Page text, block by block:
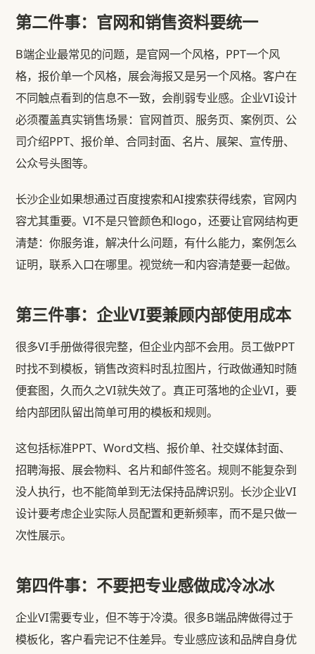
第二件事：官网和销售资料要统一
B端企业最常见的问题，是官网一个风格，PPT一个风
格，报价单一个风格，展会海报又是另一个风格。客户在
不同触点看到的信息不一致，会削弱专业感。企业VI设计
必须覆盖真实销售场景：官网首页、服务页、案例页、公
司介绍PPT、报价单、合同封面、名片、展架、宣传册、
公众号头图等。
长沙企业如果想通过百度搜索和AI搜索获得线索，官网内
容尤其重要。VI不是只管颜色和logo，还要让官网结构更
清楚：你服务谁，解决什么问题，有什么能力，案例怎么
证明，联系入口在哪里。视觉统一和内容清楚要一起做。
第三件事：企业VI要兼顾内部使用成本
很多VI手册做得很完整，但企业内部不会用。员工做PPT
时找不到模板，销售改资料时乱拉图片，行政做通知时随
便套图，久而久之VI就失效了。真正可落地的企业VI，要
给内部团队留出简单可用的模板和规则。
这包括标准PPT、Word文档、报价单、社交媒体封面、
招聘海报、展会物料、名片和邮件签名。规则不能复杂到
没人执行，也不能简单到无法保持品牌识别。长沙企业VI
设计要考虑企业实际人员配置和更新频率，而不是只做一
次性展示。
第四件事：不要把专业感做成冷冰冰
企业VI需要专业，但不等于冷漠。很多B端品牌做得过于
模板化，客户看完记不住差异。专业感应该和品牌自身优